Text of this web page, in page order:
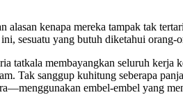
alasan kenapa mereka tampak tak
sesuatu yang butuh diketahui orang-
tatkala membayangkan seluruh
Tak sanggup kuhitung seberapa
embel-embel yang